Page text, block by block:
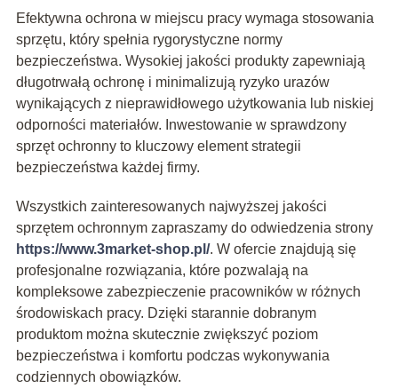
Efektywna ochrona w miejscu pracy wymaga stosowania
sprzętu, który spełnia rygorystyczne normy
bezpieczeństwa. Wysokiej jakości produkty zapewniają
długotrwałą ochronę i minimalizują ryzyko urazów
wynikających z nieprawidłowego użytkowania lub niskiej
odporności materiałów. Inwestowanie w sprawdzony
sprzęt ochronny to kluczowy element strategii
bezpieczeństwa każdej firmy.
Wszystkich zainteresowanych najwyższej jakości
sprzętem ochronnym zapraszamy do odwiedzenia strony
https://www.3market-shop.pl/. W ofercie znajdują się
profesjonalne rozwiązania, które pozwalają na
kompleksowe zabezpieczenie pracowników w różnych
środowiskach pracy. Dzięki starannie dobranym
produktom można skutecznie zwiększyć poziom
bezpieczeństwa i komfortu podczas wykonywania
codziennych obowiązków.